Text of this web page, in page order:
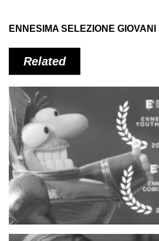
ENNESIMA SELEZIONE GIOVANI
Related